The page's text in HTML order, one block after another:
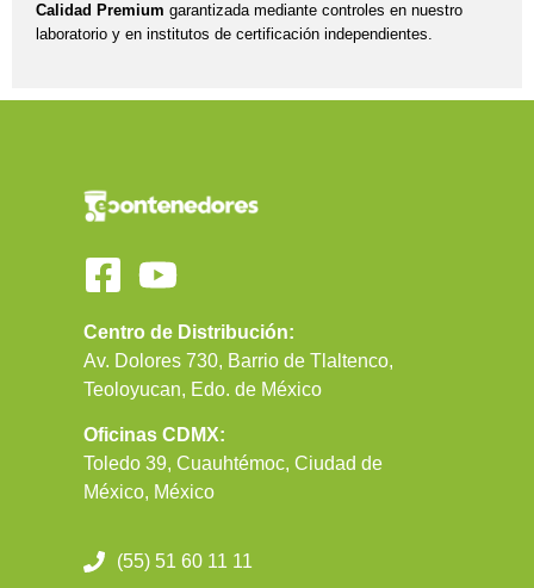
Calidad Premium garantizada mediante controles en nuestro
laboratorio y en institutos de certificación independientes.
Centro de Distribución:
Av. Dolores 730, Barrio de Tlaltenco,
Teoloyucan, Edo. de México
Oficinas CDMX:
Toledo 39, Cuauhtémoc, Ciudad de
México, México
(55) 51 60 11 11